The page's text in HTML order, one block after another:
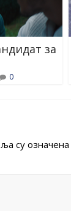
за
0
су означена